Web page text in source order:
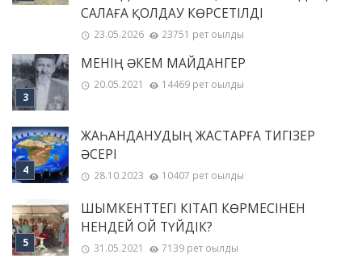
САЛАҒА ҚОЛДАУ КӨРСЕТІЛДІ
23.05.2026 23751 рет оқылды
МЕНІҢ ƏКЕМ МАЙДАНГЕР
20.05.2021 14469 рет оқылды
ЖАҺАНДАНУДЫҢ ЖАСТАРҒА ТИГІЗЕР
ӘСЕРІ
28.10.2023 10407 рет оқылды
ШЫМКЕНТТЕГІ КІТАП КӨРМЕСІНЕН
НЕНДЕЙ ОЙ ТҮЙДІК?
31.05.2021 7139 рет оқылды